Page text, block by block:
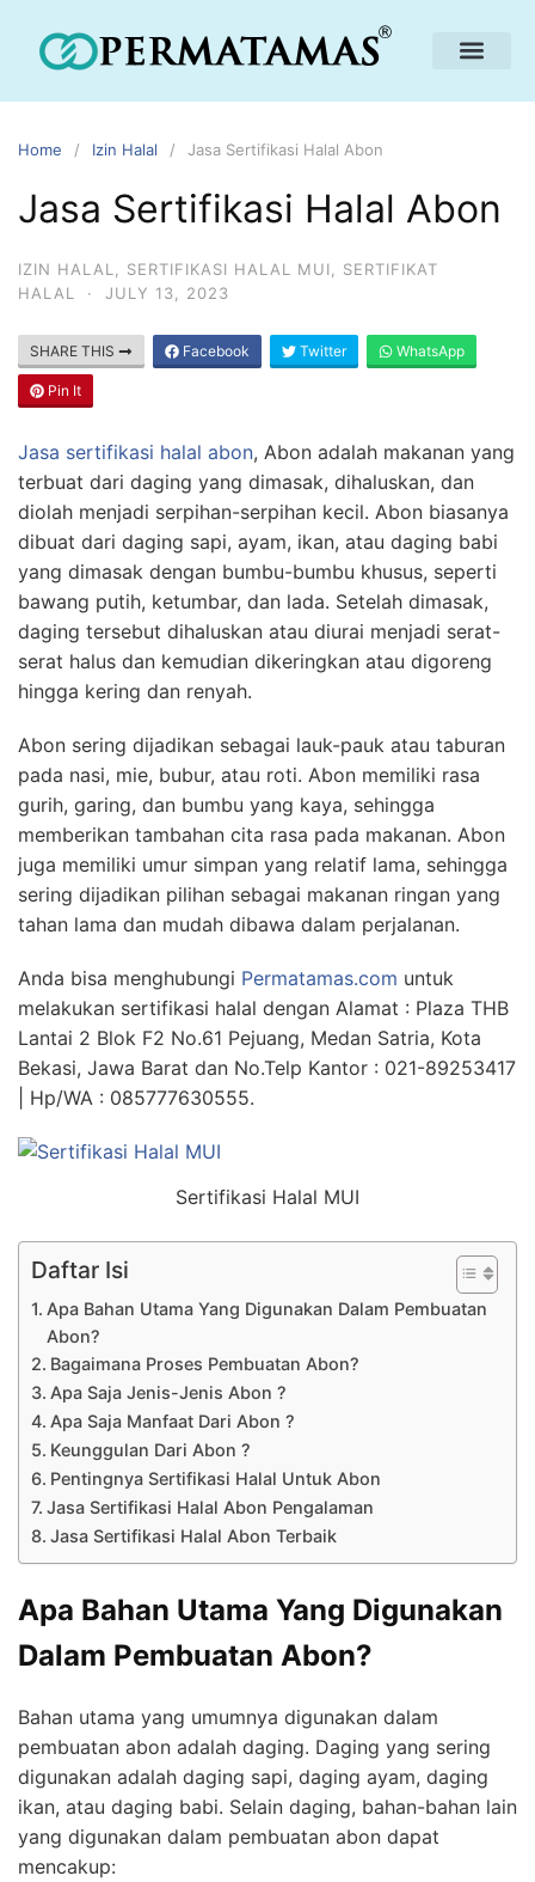
Home Izin Halal Jasa Sertifikasi Halal Abon
Jasa Sertifikasi Halal Abon
IZIN HALAL SERTIFIKASI HALAL MUI
SERTIFIKAT
HALAL
· JULY 13, 2023
SHARE THIS Facebook Twitter WhatsApp
Pin It
Jasa sertifikasi halal abon, Abon adalah makanan yang
terbuat dari daging yang dimasak, dihaluskan, dan
diolah menjadi serpihan-serpihan kecil. Abon biasanya
dibuat dari daging sapi, ayam, ikan, atau daging babi
yang dimasak dengan bumbu-bumbu khusus, seperti
bawang putih, ketumbar, dan lada. Setelah dimasak,
daging tersebut dihaluskan atau diurai menjadi serat-
serat halus dan kemudian dikeringkan atau digoreng
hingga kering dan renyah.
Abon sering dijadikan sebagai lauk-pauk atau taburan
pada nasi, mie, bubur, atau roti. Abon memiliki rasa
gurih, garing, dan bumbu yang kaya, sehingga
memberikan tambahan cita rasa pada makanan. Abon
juga memiliki umur simpan yang relatif lama, sehingga
sering dijadikan pilihan sebagai makanan ringan yang
tahan lama dan mudah dibawa dalam perjalanan.
Anda bisa menghubungi Permatamas.com untuk
melakukan sertifikasi halal dengan Alamat : Plaza THB
Lantai 2 Blok F2 No.61 Pejuang, Medan Satria, Kota
Bekasi, Jawa Barat dan No.Telp Kantor : 021-89253417
| Hp/WA : 085777630555.
Sertifikasi Halal MUI
Daftar Isi
Apa Bahan Utama Yang Digunakan Dalam Pembuatan
Abon?
Bagaimana Proses Pembuatan Abon?
Apa Saja Jenis-Jenis Abon ?
Apa Saja Manfaat Dari Abon ?
Keunggulan Dari Abon ?
Pentingnya Sertifikasi Halal Untuk Abon
Jasa Sertifikasi Halal Abon Pengalaman
Jasa Sertifikasi Halal Abon Terbaik
Apa Bahan Utama Yang Digunakan
Dalam Pembuatan Abon?
Bahan utama yang umumnya digunakan dalam
pembuatan abon adalah daging. Daging yang sering
digunakan adalah daging sapi, daging ayam, daging
ikan, atau daging babi. Selain daging, bahan-bahan lain
yang digunakan dalam pembuatan abon dapat
mencakup: